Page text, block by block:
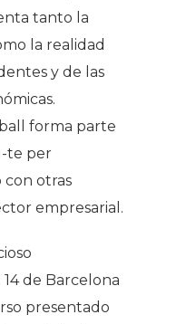
tanto la
la realidad
y de las
forma parte
te per
otras
empresarial.
de Barcelona
presentado